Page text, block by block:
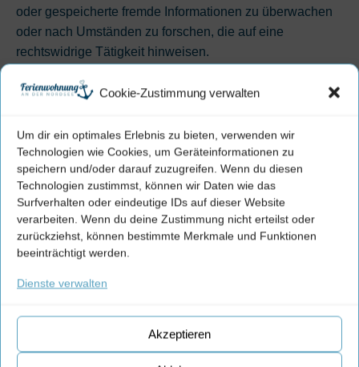
Cookie-Zustimmung verwalten
Um dir ein optimales Erlebnis zu bieten, verwenden wir
Technologien wie Cookies, um Geräteinformationen zu
speichern und/oder darauf zuzugreifen. Wenn du diesen
Technologien zustimmst, können wir Daten wie das
Surfverhalten oder eindeutige IDs auf dieser Website
verarbeiten. Wenn du deine Zustimmung nicht erteilst oder
zurückziehst, können bestimmte Merkmale und Funktionen
beeinträchtigt werden.
Dienste verwalten
Akzeptieren
oder gespeicherte fremde Informationen zu überwachen
oder nach Umständen zu forschen, die auf eine
rechtswidrige Tätigkeit hinweisen.
Verpflichtungen zur Entfernung oder Sperrung der
Nutzung von Informationen nach den allgemeinen
Haftung ist jedoch erst ab dem Zeitpunkt der Kenntnis
einer konkreten Rechtsverletzung möglich. Bei
Bekanntwerden von entsprechenden Rechtsverletzungen
werden wir diese Inhalte umgehend entfernen.
Haftung für Links
Unser Angebot enthält Links zu externen Websites Dritter,
können wir für diese fremden Inhalte auch keine Gewähr
der jeweilige Anbieter oder Betreiber der Seiten
verantwortlich. Die verlinkten Seiten wurden zum